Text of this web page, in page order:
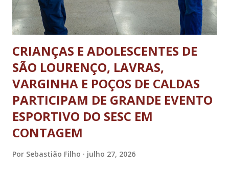
CRIANÇAS E ADOLESCENTES DE
SÃO LOURENÇO, LAVRAS,
VARGINHA E POÇOS DE CALDAS
PARTICIPAM DE GRANDE EVENTO
ESPORTIVO DO SESC EM
CONTAGEM
Por Sebastião Filho julho 27, 2026